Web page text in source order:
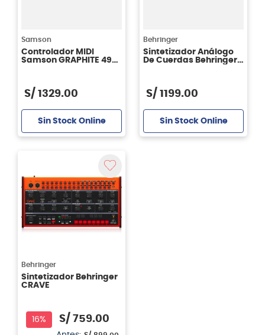
Samson
Controlador MIDI
Samson GRAPHITE 49
S/ 1329.00
Sin Stock Online
Behringer
Sintetizador Análogo
De Cuerdas Behringer
S/ 1199.00
Sin Stock Online
Behringer
Sintetizador Behringer
CRAVE
16% S/ 759.00